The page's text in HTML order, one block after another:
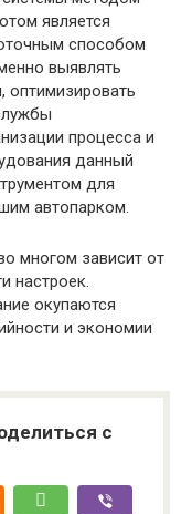
является
способом
выявлять
оптимизировать
процесса и
данный
для
автопарком.
многом зависит от
настроек.
окупаются
и экономии
с